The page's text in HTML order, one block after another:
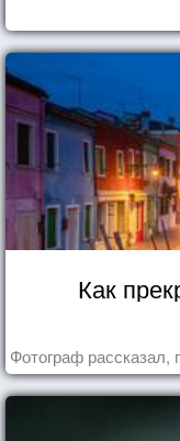
Как
Фотограф